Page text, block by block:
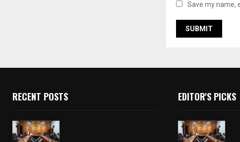
Save my name,
RECENT POSTS EDITOR'S PICKS